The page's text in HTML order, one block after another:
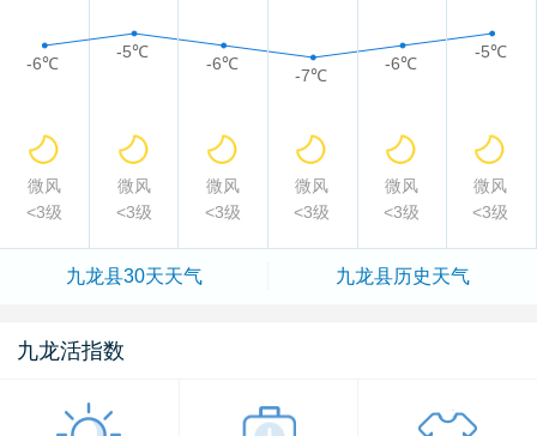
-6℃
-5℃
-6℃
-7℃
-6℃
-5℃
微风 微风 微风 微风 微风
微风
<3级
<3级 <3级 <3级 <3级 <3级
九龙县30天天气 九龙县历史天气
九龙活指数